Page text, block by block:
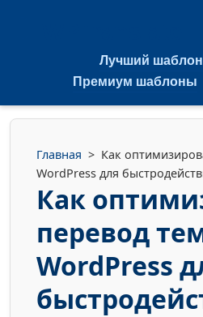
Лучший шаблон
Премиум шаблоны
Главная > Как
WordPress для
Как
перевод
WordPress